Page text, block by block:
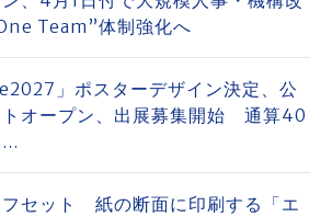
Team”体制強化へ
」ポスターデザイン決定、公
トオープン、出展募集開始 通算40
セット 紙の断面に印刷する「エ